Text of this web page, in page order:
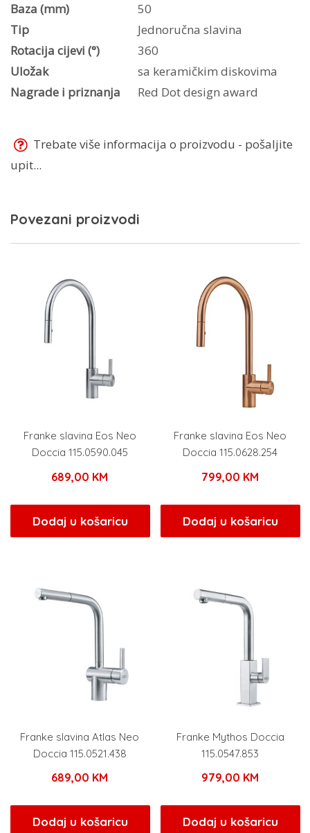
Baza (mm)
50
Tip
Jednoručna slavina
Rotacija cijevi (°)
360
Uložak
sa keramičkim diskovima
Nagrade i priznanja
Red Dot design award
Trebate više informacija o proizvodu - pošaljite
upit...
Povezani proizvodi
Franke slavina Eos Neo
Doccia 115.0590.045
689,00 KM
Dodaj u košaricu
Franke slavina Eos Neo
Doccia 115.0628.254
799,00 KM
Dodaj u košaricu
Franke slavina Atlas Neo
Doccia 115.0521.438
689,00 KM
Dodaj u košaricu
Franke Mythos Doccia
115.0547.853
979,00 KM
Dodaj u košaricu